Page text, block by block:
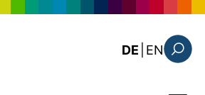
DE EN: this